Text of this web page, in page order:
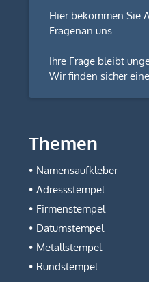
Hier bekommen Sie
Fragenan uns.
Ihre Frage bleibt
Wir finden sicher
Themen
Namensaufkleber
Adressstempel
Firmenstempel
Datumstempel
Metallstempel
Rundstempel